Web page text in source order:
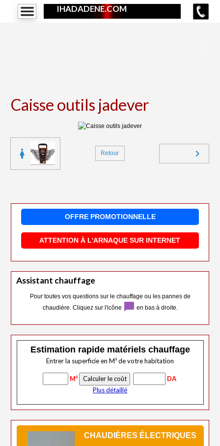
IHADADENE.COM
Caisse outils jadever
Retour
OFFRE PROMOTIONNELLE
ATTENTION À L'ARNAQUE SUR INTERNET
Assistant chauffage
Pour toutes vos questions sur le chauffage ou les pannes de
chaudière. Cliquez sur l'icône
chat_bubble en bas à droite.
Estimation rapide matériels chauffage
Entrer la superficie en M² de votre habitation
M²
DA
Plus détaillé
CHAUDIÈRES ÉLECTRIQUES